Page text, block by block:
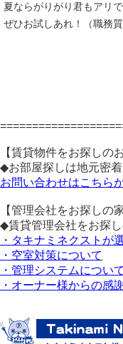
夏ならがりがり君もアリで
ぜひお試しあれ！（職務質
【賃貸物件をお探しの
◆お部屋探しは地元密
お問い合わせはこちら
【管理会社をお探しの
◆賃貸管理会社をお探
・タキナミネクストが
・空室対策について
・管理システムについて
・オーナー様からの感